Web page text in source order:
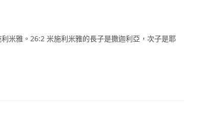
米雅。26:2 米施利米雅的長子是撒迦利亞，次子是耶